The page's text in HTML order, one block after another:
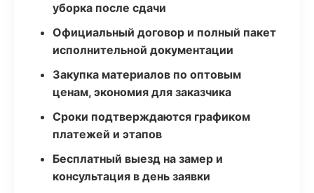
уборка после сдачи
Официальный договор и полный пакет
исполнительной документации
Закупка материалов по оптовым
ценам, экономия для заказчика
Сроки подтверждаются графиком
платежей и этапов
Бесплатный выезд на замер и
консультация в день заявки